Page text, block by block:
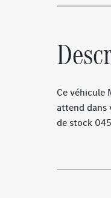
Ce véhicule
attend dans
de stock